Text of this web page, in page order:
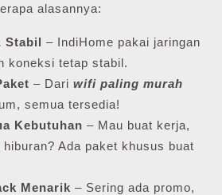
alasannya:
Stabil – IndiHome pakai jaringan
koneksi tetap stabil.
– Dari wifi paling murah
semua tersedia!
Kebutuhan – Mau buat kerja,
Ada paket khusus buat
Menarik – Sering ada promo,